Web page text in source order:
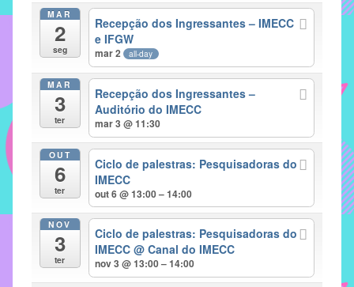
mecanismos
proporcionem
fortalecimento
sociais
profissionais
alunos,
professores
MAR
2
seg
Recepção dos Ingressantes – IMECC
e IFGW
mar 2 all-day
MAR
3
ter
Recepção dos Ingressantes –
Auditório do IMECC
mar 3 @ 11:30
OUT
6
ter
Ciclo de palestras: Pesquisadoras do
IMECC
out 6 @ 13:00 – 14:00
NOV
3
ter
Ciclo de palestras: Pesquisadoras do
IMECC@ Canal do IMECC
nov 3 @ 13:00 – 14:00